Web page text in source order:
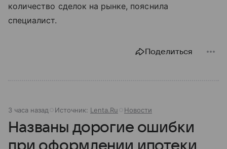
количество сделок на рынке, пояснила
специалист.
Поделиться
3 часа назад Источник: Lenta.Ru Новости
Названы дорогие ошибки